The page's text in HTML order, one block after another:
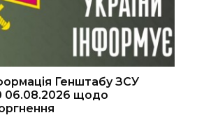
Генштабу ЗСУ
06.08.2026 щодо